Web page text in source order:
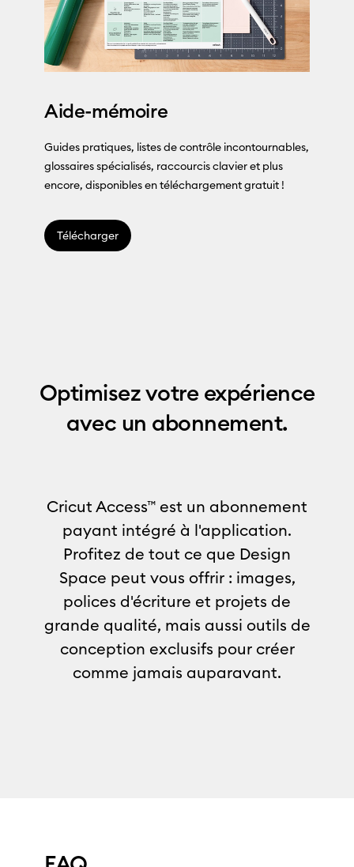
Aide-mémoire
Guides pratiques, listes de contrôle incontournables,
glossaires spécialisés, raccourcis clavier et plus
encore, disponibles en téléchargement gratuit !
Télécharger
Optimisez votre expérience
avec un abonnement.
Cricut Access™ est un abonnement
payant intégré à l'application.
Profitez de tout ce que Design
Space peut vous offrir : images,
polices d'écriture et projets de
grande qualité, mais aussi outils de
conception exclusifs pour créer
comme jamais auparavant.